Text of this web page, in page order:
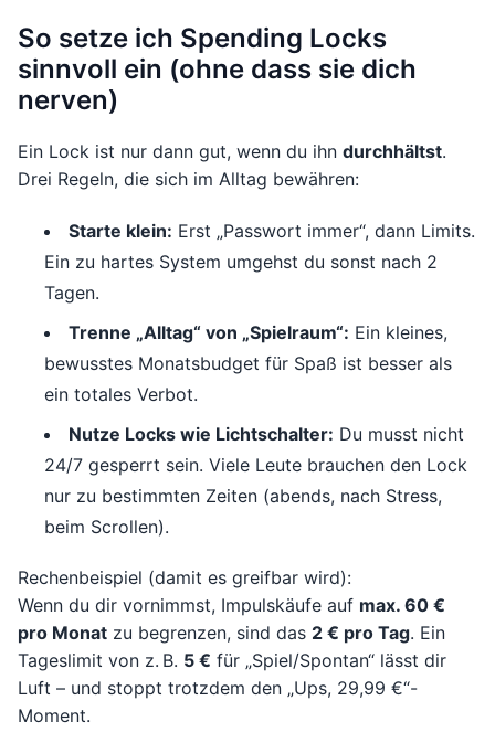
So setze ich Spending Locks
sinnvoll ein (ohne dass sie dich
nerven)
Ein Lock ist nur dann gut, wenn du ihn durchhältst.
Drei Regeln, die sich im Alltag bewähren:
Starte klein: Erst „Passwort immer“, dann Limits.
Ein zu hartes System umgehst du sonst nach 2
Tagen.
Trenne „Alltag“ von „Spielraum“: Ein kleines,
bewusstes Monatsbudget für Spaß ist besser als
ein totales Verbot.
Nutze Locks wie Lichtschalter: Du musst nicht
24/7 gesperrt sein. Viele Leute brauchen den Lock
nur zu bestimmten Zeiten (abends, nach Stress,
beim Scrollen).
Rechenbeispiel (damit es greifbar wird):
Wenn du dir vornimmst, Impulskäufe auf max. 60 €
pro Monat zu begrenzen, sind das 2 € pro Tag. Ein
Tageslimit von z. B. 5 € für „Spiel/Spontan“ lässt dir
Luft – und stoppt trotzdem den „Ups, 29,99 €“-
Moment.